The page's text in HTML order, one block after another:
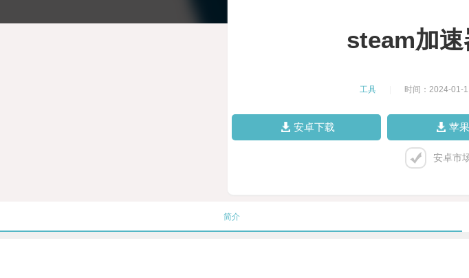
steam加
工具 时间：2024-01-
安卓下载 苹
安卓市
简介